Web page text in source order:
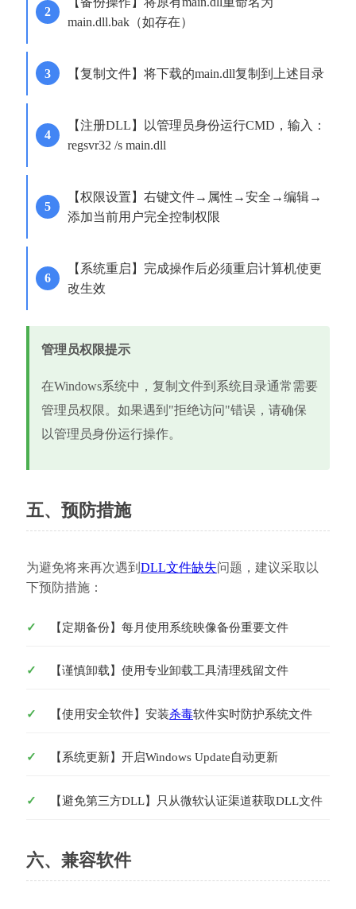
main.dll.bak（如存在）
【复制文件】将下载的main.dll复制到上述目录
【注册DLL】以管理员身份运行CMD，输入：
regsvr32 /s main.dll
【权限设置】右键文件→属性→安全→编辑→
添加当前用户完全控制权限
【系统重启】完成操作后必须重启计算机使更
改生效
管理员权限提示
在Windows系统中，复制文件到系统目录通常需要
管理员权限。如果遇到"拒绝访问"错误，请确保
以管理员身份运行操作。
五、预防措施
为避免将来再次遇到 DLL文件缺失问题，建议采取以
下预防措施：
【定期备份】每月使用系统映像备份重要文件
【谨慎卸载】使用专业卸载工具清理残留文件
【使用安全软件】安装杀毒软件实时防护系统文件
【系统更新】开启Windows Update自动更新
【避免第三方DLL】只从微软认证渠道获取DLL文件
六、兼容软件